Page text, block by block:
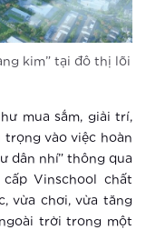
kim” tại đô thị lõi
mua sắm, giải trí,
vào việc hoàn
dân nhí” thông qua
Vinschool chất
vừa chơi, vừa tăng
trời trong một
như thế nào?
Những trải
người trẻ hiện
Bước đi tắt
BĐS Vingroup